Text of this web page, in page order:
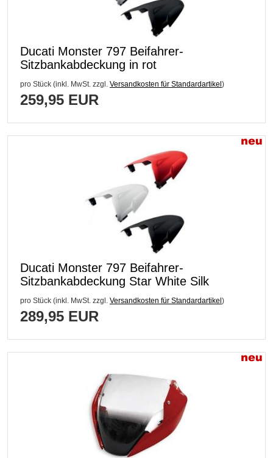
Ducati Monster 797 Beifahrer-
Sitzbankabdeckung in rot
pro Stück (inkl. MwSt. zzgl. Versandkosten für Standardartikel)
259,95 EUR
Ducati Monster 797 Beifahrer-
Sitzbankabdeckung Star White Silk
pro Stück (inkl. MwSt. zzgl. Versandkosten für Standardartikel)
289,95 EUR